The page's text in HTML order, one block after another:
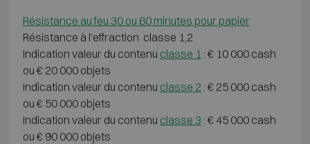
Résistance au feu 30 ou 60 minutes pour papier
Résistance à l'effraction classe 1,2
Indication valeur du contenu classe 1 : € 10 000 cash
ou € 20 000 objets
Indication valeur du contenu classe 2 : € 25 000 cash
ou € 50 000 objets
Indication valeur du contenu classe 3 : € 45 000 cash
ou € 90 000 objets